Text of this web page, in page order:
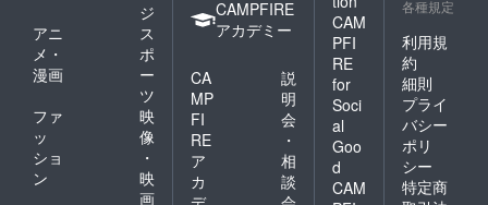
ジ
アニ
メ・
漫画
ス
ポ
ー
ツ
ファ
ッ
ショ
ン
映
像
・
映
画
CAMPFIRE
アカデミー
CA
MP
FI
RE
ア
カ
説
明
会
・
相
談
CAM
PFI
RE
for
Soci
al
Goo
d
CAM
各種規定
利用規
約
細則
プライ
バシー
ポリ
シー
特定商